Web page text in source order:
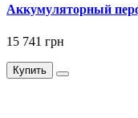
Аккумуляторный
15 741 грн
Купить